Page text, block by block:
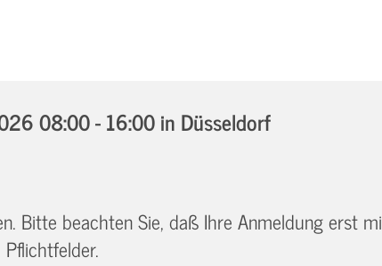
08:00 - 16:00in Düsseldorf
Bitte beachten Sie, daß Ihre Anmeldung erst